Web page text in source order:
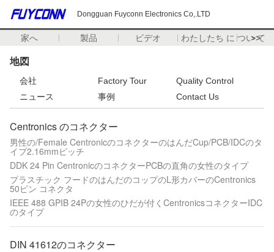
Dongguan Fuyconn Electronics Co,.LTD
家へ 製品 ビデオ わたしたち に つい て
>>
地図
会社 Factory Tour
Quality Control
ニュース
事例 Contact Us
Centronics のコネクター
男性の/Female CentronicのコネクターのはんだCup/PCB/IDCのタ
イプ2.16mmピッチ
DDK 24 Pin CentronicのコネクターPCBの直角の女性のタイプ
プラスチック フードのはんだのコップのL形カバーのCentronics
50ピン コネクタ
IEEE 488 GPIB 24Pの女性のひだが付くCentronicsコネクターIDC
のタイプ
DIN 41612のコネクター